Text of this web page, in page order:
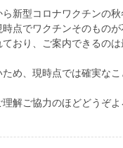
新型コロナワクチンの秋
点でワクチンそのものが
おり、ご案内できるの
ため、現時点では確実な
解ご協力のほどどうぞ